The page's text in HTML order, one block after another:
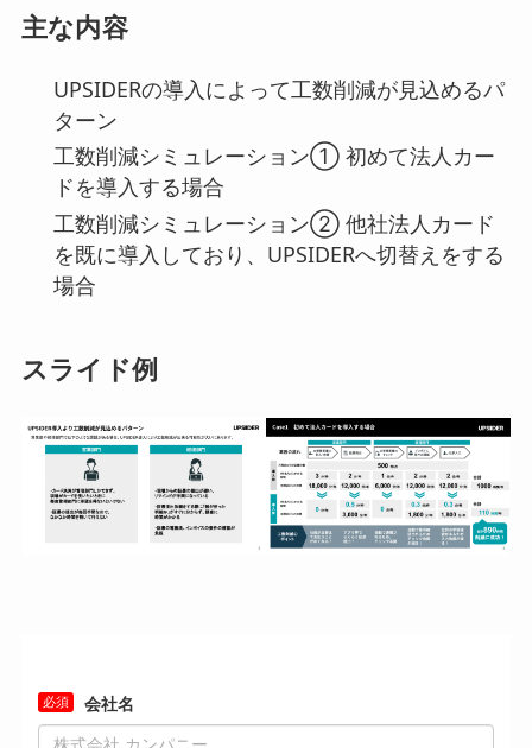
主な内容
UPSIDERの導入によって工数削減が見込めるパ
ターン
工数削減シミュレーション① 初めて法人カー
ドを導入する場合
工数削減シミュレーション② 他社法人カード
を既に導入しており、UPSIDERへ切替えをする
場合
スライド例